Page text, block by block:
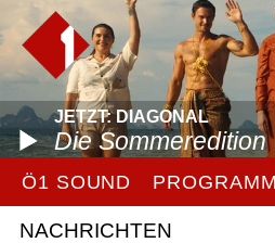
JETZT: DIAGONAL
Die Sommeredition
Ö1 SOUND PROGRAMM
NACHRICHTEN